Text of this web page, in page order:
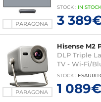
PARAGONA
Smart TV -
2 x 15 Watt
+ schermo
STOCK : IN STOCK
3
PARAGONA
Hisense M2
DLP Triple
TV - Wi-Fi/
2 x 10W
STOCK :
1 089€